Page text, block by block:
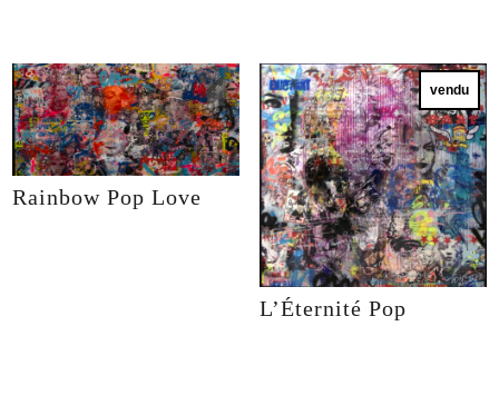
Rainbow Pop Love
vendu
L’Éternité Pop